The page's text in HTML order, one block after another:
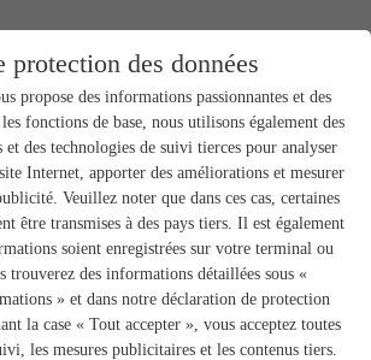
produits
et préparation de supports
ragréage pour sols
colles carrelage
de jointoiement
pour joints
protection des données
propose des informations passionnantes et des
fonctions de base, nous utilisons également des
et des technologies de suivi tierces pour analyser
Internet, apporter des améliorations et mesurer
Veuillez noter que dans ces cas, certaines
être transmises à des pays tiers. Il est également
soient enregistrées sur votre terminal ou
trouverez des informations détaillées sous «
» et dans notre déclaration de protection
la case « Tout accepter », vous acceptez toutes
les mesures publicitaires et les contenus tiers.